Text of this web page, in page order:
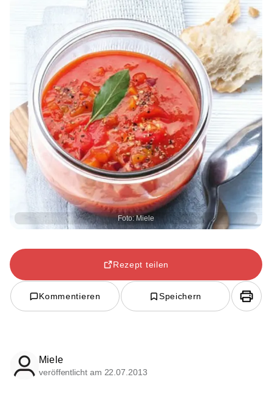
Foto: Miele
Rezept teilen
Kommentieren Speichern
Miele
veröffentlicht am 22.07.2013